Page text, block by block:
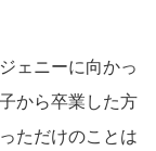
ェニーに向かっ
から卒業した方
ただけのことは